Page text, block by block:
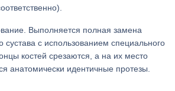
Выполняется полная замена
сустава с использованием специального
костей срезаются, а на их место
анатомически идентичные протезы.